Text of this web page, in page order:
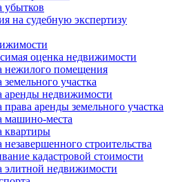
убытков
на судебную экспертизу
оценка недвижимости
нежилого помещения
участка
аренды недвижимости
аренды земельного участка
машино-места
квартиры
строительства
кадастровой стоимости
элитной недвижимости